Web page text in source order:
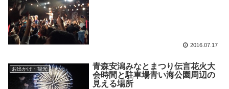
2016.07.17
お出かけ・観光
青森安潟みなとまつり伝言花火大
会時間と駐車場青い海公園周辺の
見える場所